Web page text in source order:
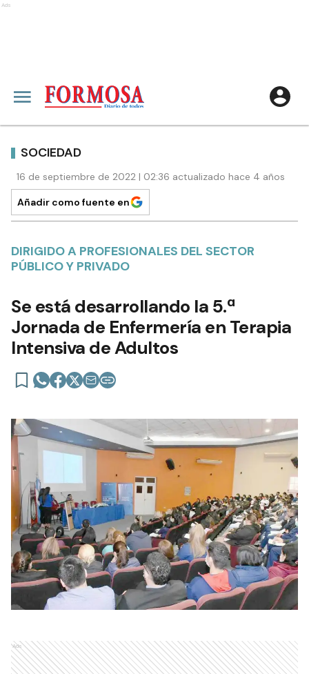
Ads
SOCIEDAD
16 de septiembre de 2022 | 02:36 actualizado hace 4 años
Añadir como fuente en
DIRIGIDO A PROFESIONALES DEL SECTOR
PÚBLICO Y PRIVADO
Se está desarrollando la 5.ª
Jornada de Enfermería en Terapia
Intensiva de Adultos
Ads